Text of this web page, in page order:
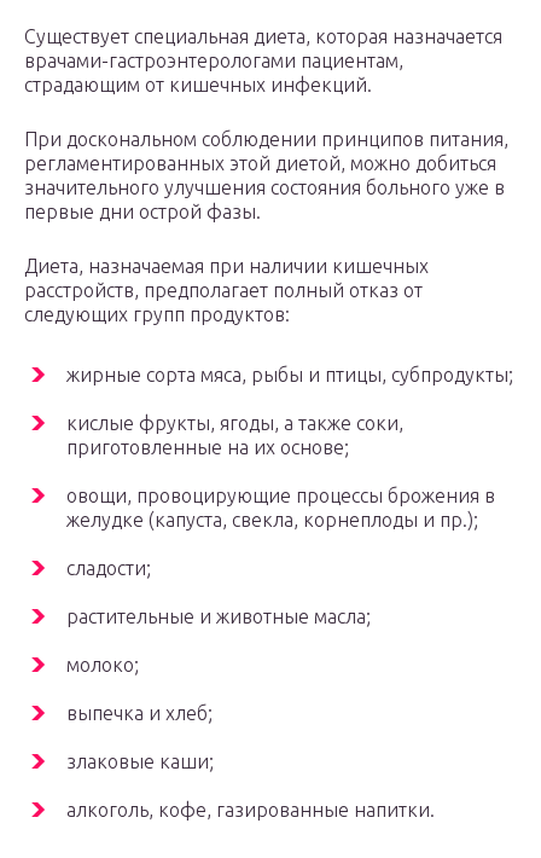
Существует специальная диета, которая назначается
врачами-гастроэнтерологами пациентам,
страдающим от кишечных инфекций.
При доскональном соблюдении принципов питания,
регламентированных этой диетой, можно добиться
значительного улучшения состояния больного уже в
первые дни острой фазы.
Диета, назначаемая при наличии кишечных
расстройств, предполагает полный отказ от
следующих групп продуктов:
жирные сорта мяса, рыбы и птицы, субпродукты;
кислые фрукты, ягоды, а также соки,
приготовленные на их основе;
овощи, провоцирующие процессы брожения в
желудке (капуста, свекла, корнеплоды и пр.);
сладости;
растительные и животные масла;
молоко;
выпечка и хлеб;
злаковые каши;
алкоголь, кофе, газированные напитки.